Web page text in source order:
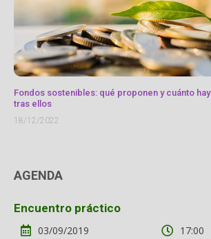
Fondos sostenibles: qué proponen y cuánto
tras ellos
18/12/2022
AGENDA
Encuentro práctico
03/09/2019
17:00